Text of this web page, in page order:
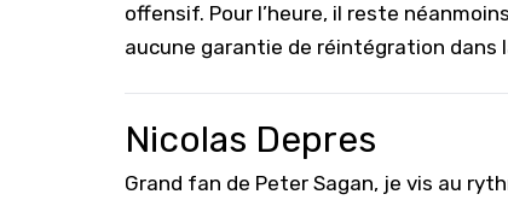
offensif. Pour l’heure, il reste
aucune garantie de réintégration dans
Nicolas Depres
Grand fan de Peter Sagan, je vis au